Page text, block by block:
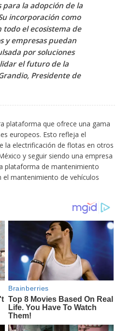
la adopción de la
incorporación como
todo el ecosistema de
y empresas puedan
por soluciones
el futuro de la
Presidente de
plataforma que ofrece una gama
europeos. Esto refleja el
la electrificación de flotas en otros
y seguir siendo una empresa
plataforma de mantenimiento
el mantenimiento de vehículos